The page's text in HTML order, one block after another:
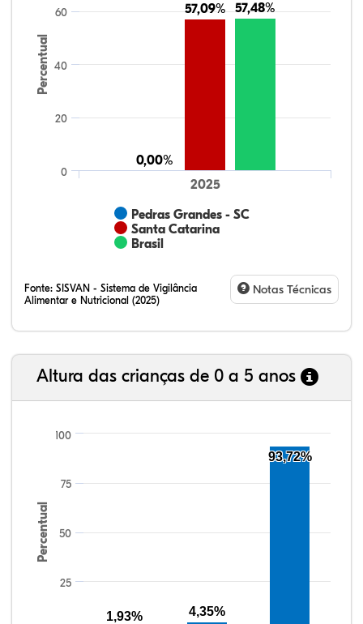
Percentual
0,00%
0,00%
57,09%
57,09% 57,48%
57,48%
Pedras Grandes - SC
Santa Catarina
Brasil
2025
0
20
40
60
Fonte: SISVAN - Sistema de Vigilância
Alimentar e Nutricional (2025)
Notas Técnicas
Altura das crianças de 0 a 5 anos
Percentual
25
50
75
100
1,93% 4,35%
93,72%